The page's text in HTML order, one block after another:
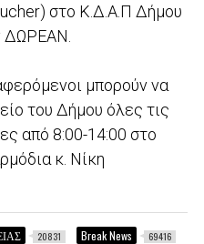
στο Κ.Δ.Α.Π Δήμου
ΔΩΡΕΑΝ.
μπορούν να
του Δήμου όλες τις
από 8:00-14:00 στο
κ. Νίκη
20831 Break News 69416